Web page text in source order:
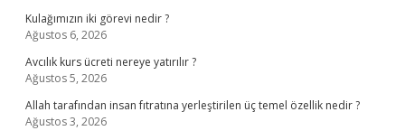
Kulağımızın iki görevi nedir ?
Ağustos 6, 2026
Avcılık kurs ücreti nereye yatırılır ?
Ağustos 5, 2026
Allah tarafından insan fıtratına yerleştirilen üç temel özellik nedir ?
Ağustos 3, 2026